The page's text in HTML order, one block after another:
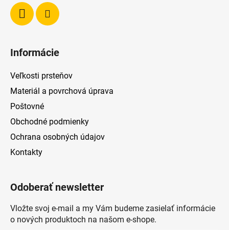
Informácie
Veľkosti prsteňov
Materiál a povrchová úprava
Poštovné
Obchodné podmienky
Ochrana osobných údajov
Kontakty
Odoberať newsletter
Vložte svoj e-mail a my Vám budeme zasielať informácie
o nových produktoch na našom e-shope.